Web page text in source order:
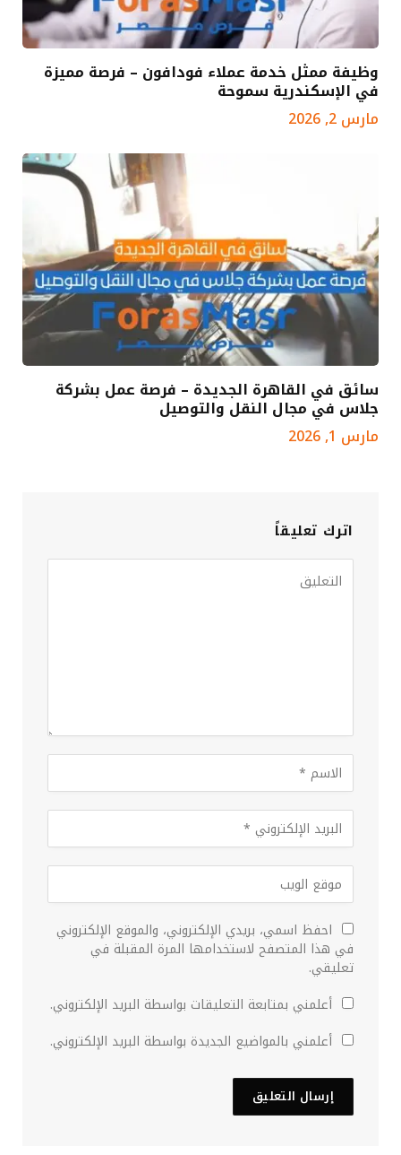
وظيفة ممثل خدمة عملاء فودافون – فرصة مميزة
في الإسكندرية سموحة
مارس 2, 2026
سائق في القاهرة الجديدة – فرصة عمل بشركة
جلاس في مجال النقل والتوصيل
مارس 1, 2026
اترك تعليقاً
احفظ اسمي، بريدي الإلكتروني، والموقع الإلكتروني
في هذا المتصفح لاستخدامها المرة المقبلة في
تعليقي.
أعلمني بمتابعة التعليقات بواسطة البريد الإلكتروني.
أعلمني بالمواضيع الجديدة بواسطة البريد الإلكتروني.